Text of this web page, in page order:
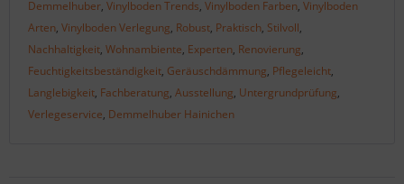
Demmelhuber, Vinylboden Trends, Vinylboden Farben, Vinylboden
Arten, Vinylboden Verlegung, Robust, Praktisch, Stilvoll,
Nachhaltigkeit, Wohnambiente, Experten, Renovierung,
Feuchtigkeitsbeständigkeit, Geräuschdämmung, Pflegeleicht,
Langlebigkeit, Fachberatung, Ausstellung, Untergrundprüfung,
Verlegeservice, Demmelhuber Hainichen